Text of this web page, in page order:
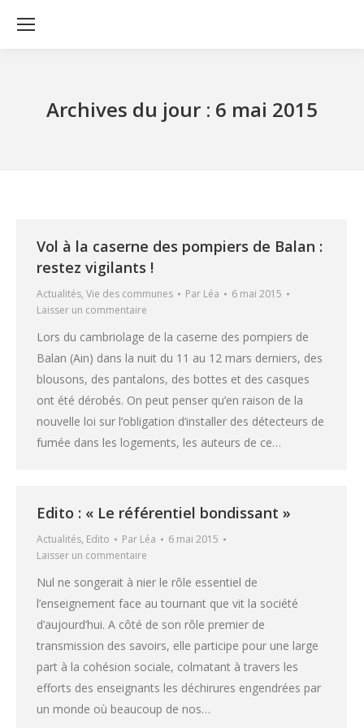
Archives du jour : 6 mai 2015
Vol à la caserne des pompiers de Balan :
restez vigilants !
Actualités, Vie des communes Par Léa
6 mai 2015
Laisser un commentaire
Lors du cambriolage de la caserne des pompiers de
Balan (Ain) dans la nuit du 11 au 12 mars derniers, des
blousons, des pantalons, des bottes et des casques
ont été dérobés. On peut penser qu’en raison de la
nouvelle loi sur l’obligation d’installer des détecteurs de
fumée dans les logements, les auteurs de ce…
Edito : « Le référentiel bondissant »
Actualités, Edito Par Léa
6 mai 2015
Laisser un commentaire
Nul ne songerait à nier le rôle essentiel de
l’enseignement face au tournant que vit la société
d’aujourd’hui. A côté de son rôle premier de
transmission des savoirs, elle participe pour une large
part à la cohésion sociale, colmatant à travers les
efforts des enseignants les déchirures engendrées par
un monde où beaucoup de nos…